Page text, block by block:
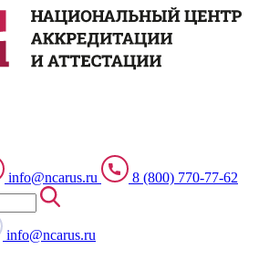
info@ncarus.ru 8 (800) 770-77-62
info@ncarus.ru